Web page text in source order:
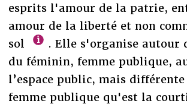
esprits l'amour de la patrie,
amour de la liberté et non
sol
. Elle s'organise autour
du féminin, femme publique,
l’espace public, mais
femme publique qu'est la